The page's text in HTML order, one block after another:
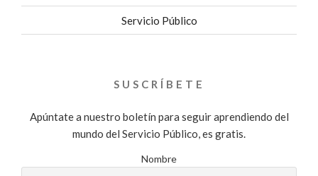
Servicio Público
SUSCRÍBETE
Apúntate a nuestro boletín para seguir aprendiendo del
mundo del Servicio Público, es gratis.
Nombre